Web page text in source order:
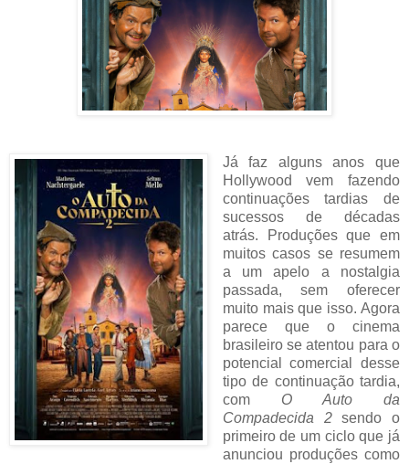
Já faz alguns anos que
Hollywood vem fazendo
continuações tardias de
sucessos de décadas
atrás. Produções que em
muitos casos se resumem
a um apelo a nostalgia
passada, sem oferecer
muito mais que isso. Agora
parece que o cinema
brasileiro se atentou para o
potencial comercial desse
tipo de continuação tardia,
com O Auto da
Compadecida 2sendo o
primeiro de um ciclo que já
anunciou produções como